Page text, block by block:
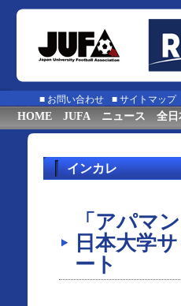
■ お問い合わせ ■ サイトマップ
HOME JUFA ニュース 全日
インカレ
「アパマ
日本大学
ート